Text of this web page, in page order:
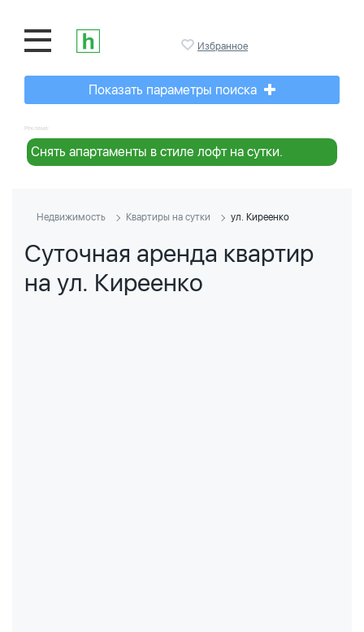
Избранное
Показать параметры поиска
Реклама:
Снять апартаменты в стиле лофт на сутки.
Недвижимость Квартиры на сутки ул. Киреенко
Суточная аренда квартир
на ул. Киреенко